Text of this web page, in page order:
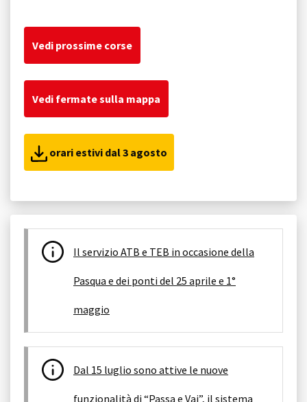
Vedi prossime corse
Vedi fermate sulla mappa
orari estivi dal 3 agosto
Il servizio ATB e TEB in occasione della
Pasqua e dei ponti del 25 aprile e 1°
maggio
Dal 15 luglio sono attive le nuove
funzionalità di “Passa e Vai”, il sistema